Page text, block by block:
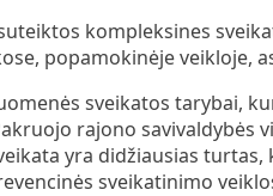
kompleksines
popamokinėje veikloje,
sveikatos tarybai,
rajono savivaldybės
yra didžiausias
sveikatinimo